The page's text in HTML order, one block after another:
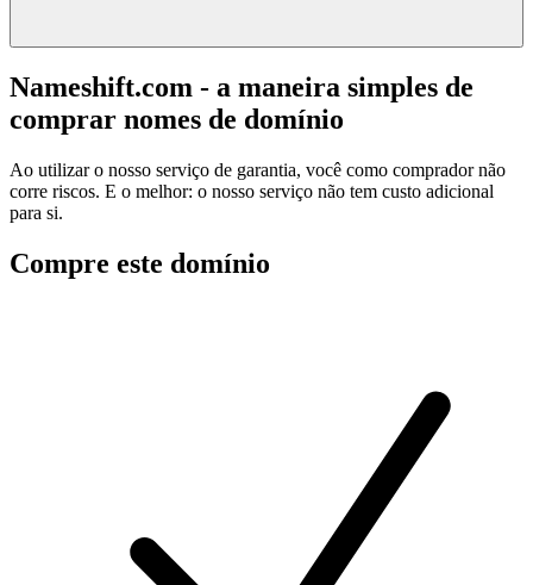
Nameshift.com - a maneira simples de
comprar nomes de domínio
Ao utilizar o nosso serviço de garantia, você como comprador não
corre riscos. E o melhor: o nosso serviço não tem custo adicional
para si.
Compre este domínio